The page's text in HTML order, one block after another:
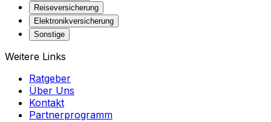
Reiseversicherung
Elektronikversicherung
Sonstige
Weitere Links
Ratgeber
Über Uns
Kontakt
Partnerprogramm